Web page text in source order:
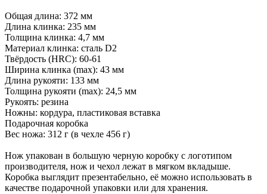
Общая длина: 372 мм
Длина клинка: 235 мм
Толщина клинка: 4,7 мм
Материал клинка: сталь D2
Твёрдость (HRC): 60-61
Ширина клинка (max): 43 мм
Длина рукояти: 133 мм
Толщина рукояти (max): 24,5 мм
Рукоять: резина
Ножны: кордура, пластиковая вставка
Подарочная коробка
Вес ножа: 312 г (в чехле 456 г)
Нож упакован в большую черную коробку с логотипом
производителя, нож и чехол лежат в мягком вкладыше.
Коробка выглядит презентабельно, её можно использовать в
качестве подарочной упаковки или для хранения.